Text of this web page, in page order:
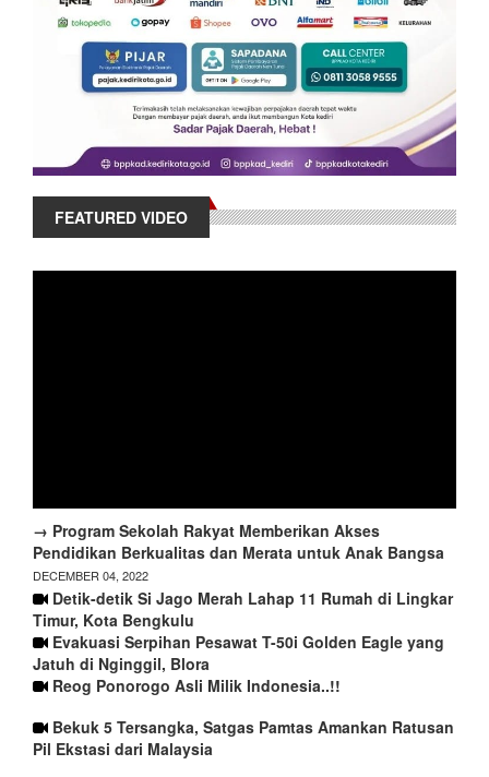
FEATURED VIDEO
→ Program Sekolah Rakyat Memberikan Akses
Pendidikan Berkualitas dan Merata untuk Anak Bangsa
DECEMBER 04, 2022
Detik-detik Si Jago Merah Lahap 11 Rumah di Lingkar
Timur, Kota Bengkulu
Evakuasi Serpihan Pesawat T-50i Golden Eagle yang
Jatuh di Nginggil, Blora
Reog Ponorogo Asli Milik Indonesia..!!
Bekuk 5 Tersangka, Satgas Pamtas Amankan Ratusan
Pil Ekstasi dari Malaysia